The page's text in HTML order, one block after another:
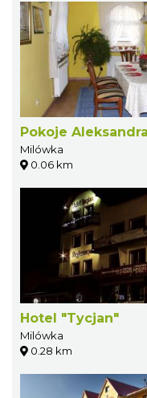
Pokoje
Milówka
0.06 km
Hotel "Tycjan"
Milówka
0.28 km